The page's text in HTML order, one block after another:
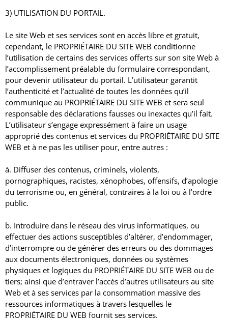
3) UTILISATION DU PORTAIL.
Le site Web et ses services sont en accès libre et gratuit,
cependant, le PROPRIÉTAIRE DU SITE WEB conditionne
l’utilisation de certains des services offerts sur son site Web à
l’accomplissement préalable du formulaire correspondant,
pour devenir utilisateur du portail. L’utilisateur garantit
l’authenticité et l’actualité de toutes les données qu’il
communique au PROPRIÉTAIRE DU SITE WEB et sera seul
responsable des déclarations fausses ou inexactes qu’il fait.
L’utilisateur s’engage expressément à faire un usage
approprié des contenus et services du PROPRIÉTAIRE DU SITE
WEB et à ne pas les utiliser pour, entre autres :
à. Diffuser des contenus, criminels, violents,
pornographiques, racistes, xénophobes, offensifs, d’apologie
du terrorisme ou, en général, contraires à la loi ou à l’ordre
public.
b. Introduire dans le réseau des virus informatiques, ou
effectuer des actions susceptibles d’altérer, d’endommager,
d’interrompre ou de générer des erreurs ou des dommages
aux documents électroniques, données ou systèmes
physiques et logiques du PROPRIÉTAIRE DU SITE WEB ou de
tiers; ainsi que d’entraver l’accès d’autres utilisateurs au site
Web et à ses services par la consommation massive des
ressources informatiques à travers lesquelles le
PROPRIÉTAIRE DU WEB fournit ses services.